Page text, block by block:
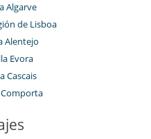
Algarve
de Lisboa
Alentejo
Evora
Cascais